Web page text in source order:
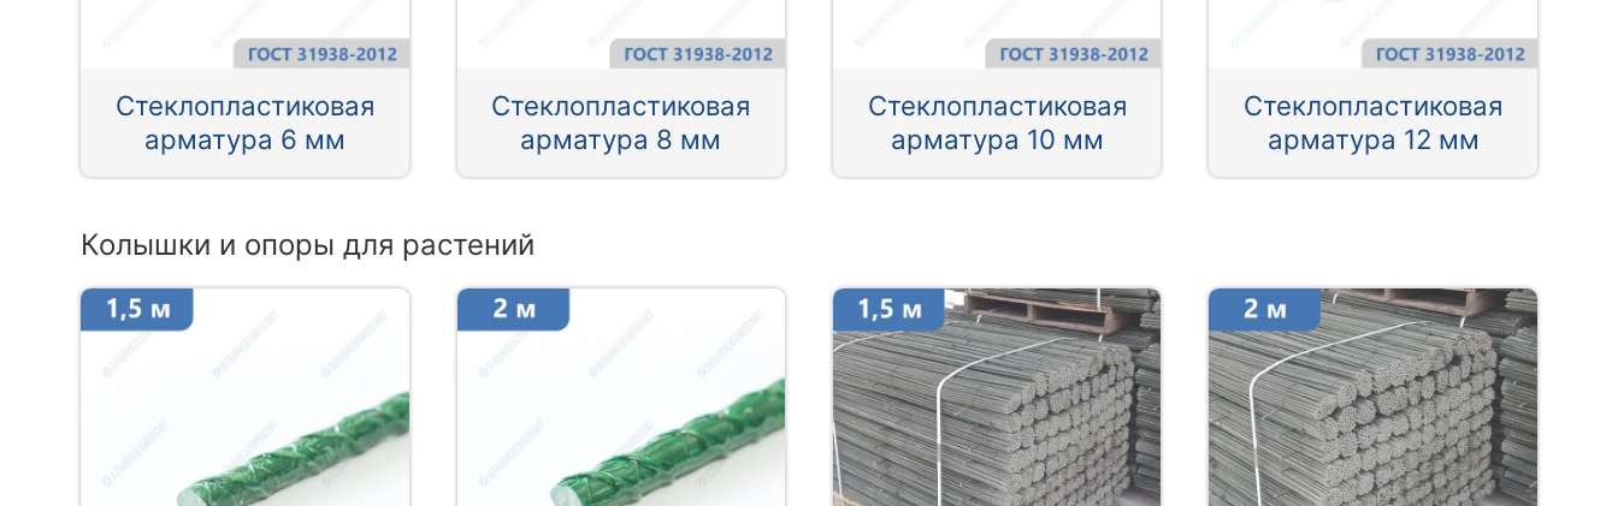
Стеклопластиковая
арматура 6 мм
Стеклопластиковая
арматура 8 мм
Стеклопластиковая
арматура 10 мм
Стеклопластиковая
арматура 12 мм
Колышки и опоры для растений